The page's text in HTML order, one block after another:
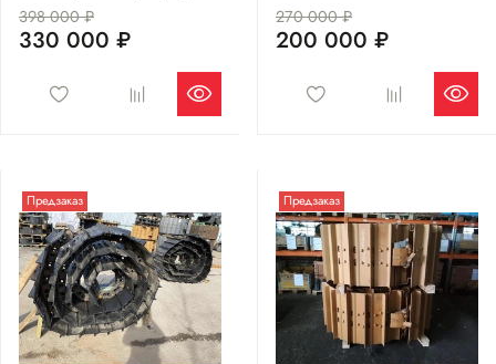
398 000 ₽
330 000 ₽
270 000 ₽
200 000 ₽
Предзаказ Предзаказ